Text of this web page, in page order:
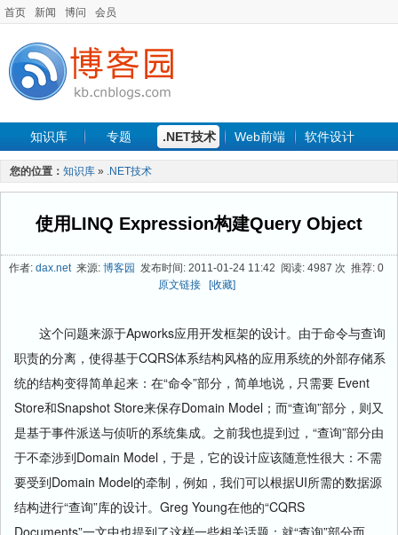
首页 新闻 博问 会员
知识库 专题 .NET技术 Web前端 软件设计
手机开发 软件工程
最新文章
您的位置： 知识库 » .NET技术
使用LINQ Expression构建Query Object
作者: dax.net来源: 博客园 发布时间: 2011-01-24 11:42 阅读: 4987 次 推荐: 0
原文链接
[收藏]
这个问题来源于Apworks应用开发框架的设计。由于命令与查询
职责的分离，使得基于CQRS体系结构风格的应用系统的外部存储系
统的结构变得简单起来：在“命令”部分，简单地说，只需要 Event
Store和Snapshot Store来保存Domain Model；而“查询”部分，则又
是基于事件派送与侦听的系统集成。之前我也提到过，“查询”部分由
于不牵涉到Domain Model，于是，它的设计应该随意性很大：不需
要受到Domain Model的牵制，例如，我们可以根据UI所需的数据源
结构进行“查询”库的设计。Greg Young在他的“CQRS
Documents”一文中也提到了这样一些相关话题：就“查询”部分而